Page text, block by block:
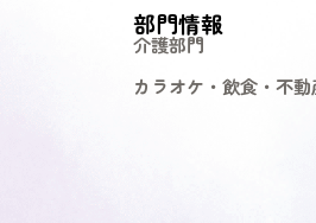
部門情報
介護部門
カラオケ・飲食・不